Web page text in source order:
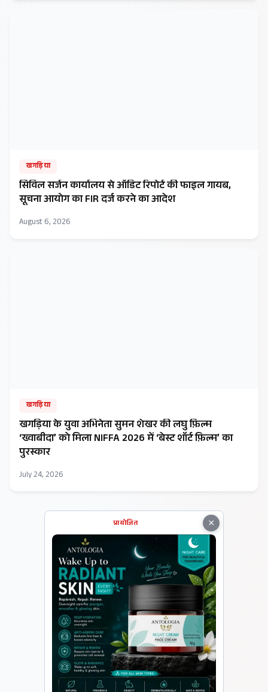
खगड़िया
सिविल सर्जन कार्यालय से ऑडिट रिपोर्ट की फाइल गायब,
सूचना आयोग का FIR दर्ज करने का आदेश
August 6, 2026
खगड़िया
खगड़िया के युवा अभिनेता सुमन शेखर की लघु फ़िल्म
‘ख्वाबीदा’ को मिला NIFFA 2026 में ‘बेस्ट शॉर्ट फ़िल्म’ का
पुरस्कार
July 24, 2026
×
प्रायोजित